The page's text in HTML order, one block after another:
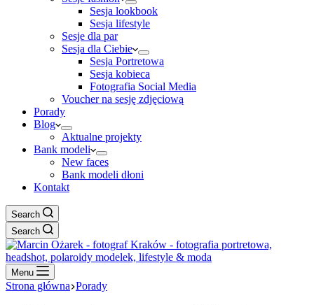
Sesja lookbook
Sesja lifestyle
Sesje dla par
Sesja dla Ciebie
Sesja Portretowa
Sesja kobieca
Fotografia Social Media
Voucher na sesję zdjęciową
Porady
Blog
Aktualne projekty
Bank modeli
New faces
Bank modeli dłoni
Kontakt
Search
Search
Menu
Strona główna Porady